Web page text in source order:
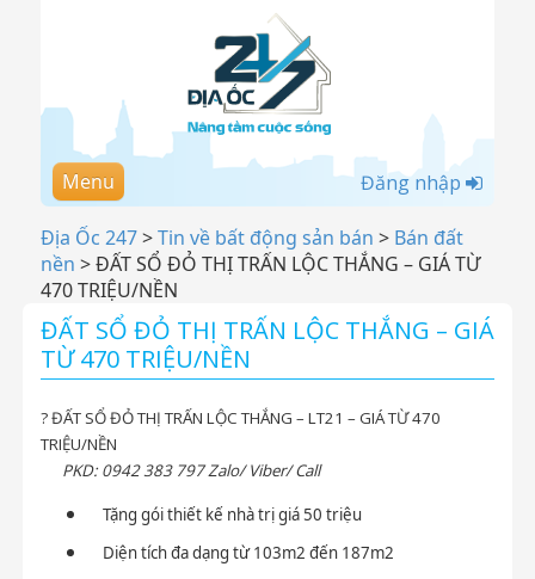
Menu Đăng nhập
Địa Ốc 247>Tin về bất động sản bán > Bán đất
nền >ĐẤT SỔ ĐỎ THỊ TRẤN LỘC THẮNG – GIÁ TỪ
470 TRIỆU/NỀN
ĐẤT SỔ ĐỎ THỊ TRẤN LỘC THẮNG – GIÁ
TỪ 470 TRIỆU/NỀN
?ĐẤT SỔ ĐỎ THỊ TRẤN LỘC THẮNG – LT21 – GIÁ TỪ 470
TRIỆU/NỀN
PKD: 0942 383 797 Zalo/ Viber/ Call
Tặng gói thiết kế nhà trị giá 50 triệu
Diện tích đa dạng từ 103m2 đến 187m2